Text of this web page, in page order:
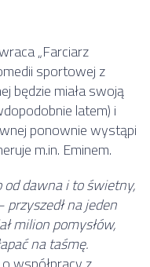
„Farciarz
sportowej z
będzie miała swoją
latem) i
ponownie wystąpi
m.in. Eminem.
dawna i to świetny,
na jeden
milion pomysłów,
na taśmę.